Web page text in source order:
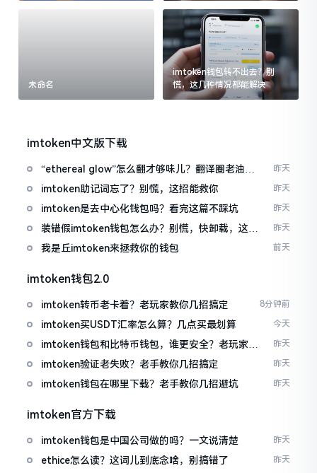
未命名
imtoken钱包转不出去？别
慌，这几种情况都能解决
imtoken中文版下载
“ethereal glow”怎么翻才够味儿？翻译圈老油条
的私房话
昨天
imtoken助记词忘了？别慌，这招能救你 昨天
imtoken是去中心化钱包吗？看完这篇不踩坑 昨天
装错假imtoken钱包怎么办？别慌，快卸载，这几
招能救急
昨天
我是丘imtoken来拯救你的钱包 前天
imtoken钱包2.0
imtoken转币老卡着？老玩家教你几招搞定 8分钟前
imtoken买USDT汇率怎么算？几点买最划算 今天
imtoken钱包和比特币钱包，谁更安全？老玩家来
聊聊
昨天
imtoken验证老失败？老手教你几招搞定 昨天
imtoken钱包在哪里下载？老手教你几招避坑 昨天
imtoken官方下载
imtoken钱包是中国公司做的吗？一文说清楚 昨天
ethice怎么读？这词儿到底念啥，别搞错了 昨天